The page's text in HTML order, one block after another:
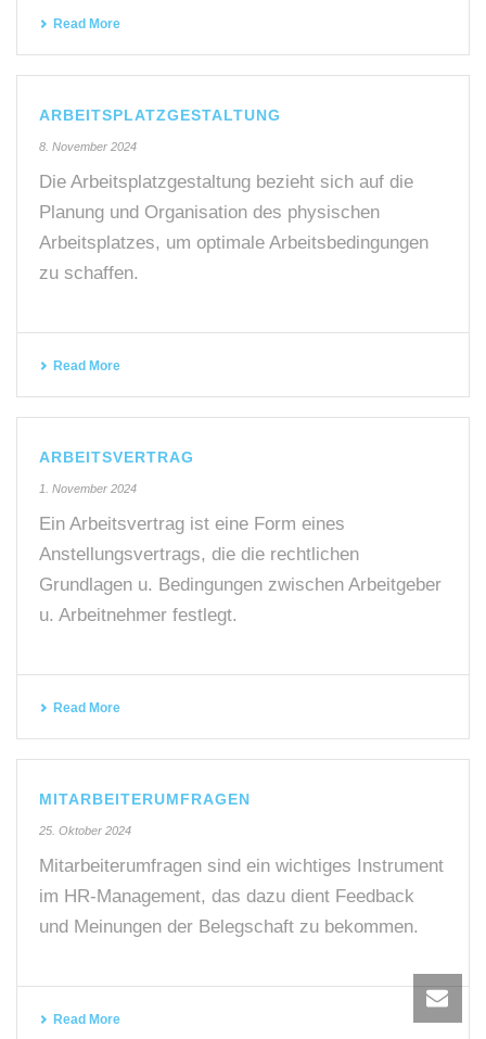
Read More
ARBEITSPLATZGESTALTUNG
8. November 2024
Die Arbeitsplatzgestaltung bezieht sich auf die
Planung und Organisation des physischen
Arbeitsplatzes, um optimale Arbeitsbedingungen
zu schaffen.
Read More
ARBEITSVERTRAG
1. November 2024
Ein Arbeitsvertrag ist eine Form eines
Anstellungsvertrags, die die rechtlichen
Grundlagen u. Bedingungen zwischen Arbeitgeber
u. Arbeitnehmer festlegt.
Read More
MITARBEITERUMFRAGEN
25. Oktober 2024
Mitarbeiterumfragen sind ein wichtiges Instrument
im HR-Management, das dazu dient Feedback
und Meinungen der Belegschaft zu bekommen.
Read More